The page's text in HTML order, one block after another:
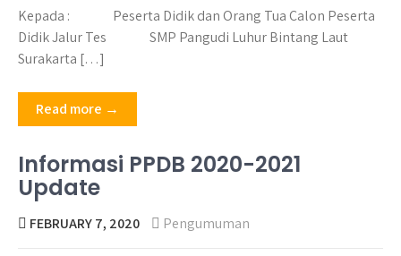
Kepada : Peserta Didik dan Orang Tua Calon Peserta
Didik Jalur Tes SMP Pangudi Luhur Bintang Laut
Surakarta […]
Read more →
Informasi PPDB 2020-2021
Update
FEBRUARY 7, 2020 Pengumuman